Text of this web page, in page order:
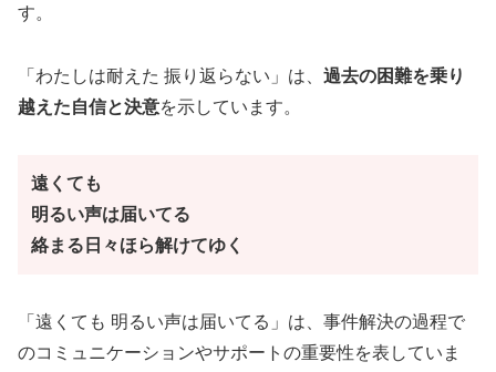
す。
「わたしは耐えた 振り返らない」は、 過去の困難を乗り
越えた自信と決意を示しています。
遠くても
明るい声は届いてる
絡まる日々ほら解けてゆく
「遠くても 明るい声は届いてる」は、事件解決の過程で
のコミュニケーションやサポートの重要性を表していま